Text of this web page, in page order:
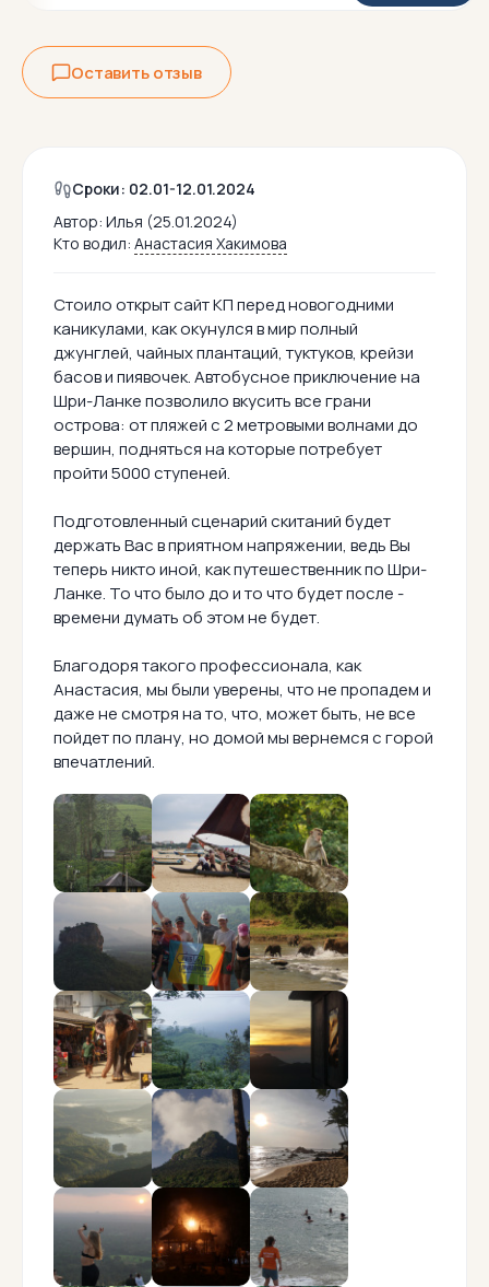
Оставить отзыв
Сроки: 02.01-12.01.2024
Автор: Илья (25.01.2024)
Кто водил: Анастасия Хакимова
Стоило открыт сайт КП перед новогодними
каникулами, как окунулся в мир полный
джунглей, чайных плантаций, туктуков, крейзи
басов и пиявочек. Автобусное приключение на
Шри-Ланке позволило вкусить все грани
острова: от пляжей с 2 метровыми волнами до
вершин, подняться на которые потребует
пройти 5000 ступеней.
Подготовленный сценарий скитаний будет
держать Вас в приятном напряжении, ведь Вы
теперь никто иной, как путешественник по Шри-
Ланке. То что было до и то что будет после -
времени думать об этом не будет.
Благодоря такого профессионала, как
Анастасия, мы были уверены, что не пропадем и
даже не смотря на то, что, может быть, не все
пойдет по плану, но домой мы вернемся с горой
впечатлений.